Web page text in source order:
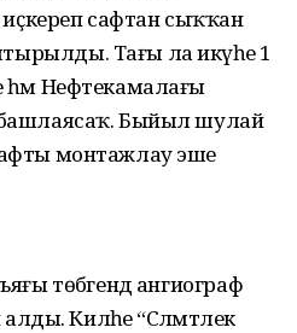
иҫкереп сафтан сыҡҡан
Тағы ла икәүһе 1
Нефтека­малағы
башлаясаҡ. Быйыл шулай
монтажлау эше
төбәгендә ангиограф
Киләһе “Сәләмәтлек